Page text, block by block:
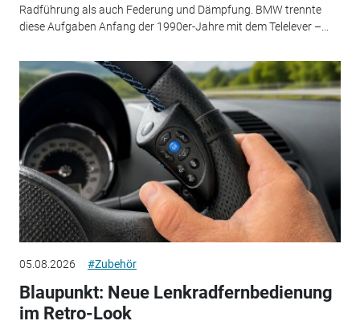
Radführung als auch Federung und Dämpfung. BMW trennte
diese Aufgaben Anfang der 1990er-Jahre mit dem Telelever –...
05.08.2026 #Zubehör
Blaupunkt: Neue Lenkradfernbedienung
im Retro-Look